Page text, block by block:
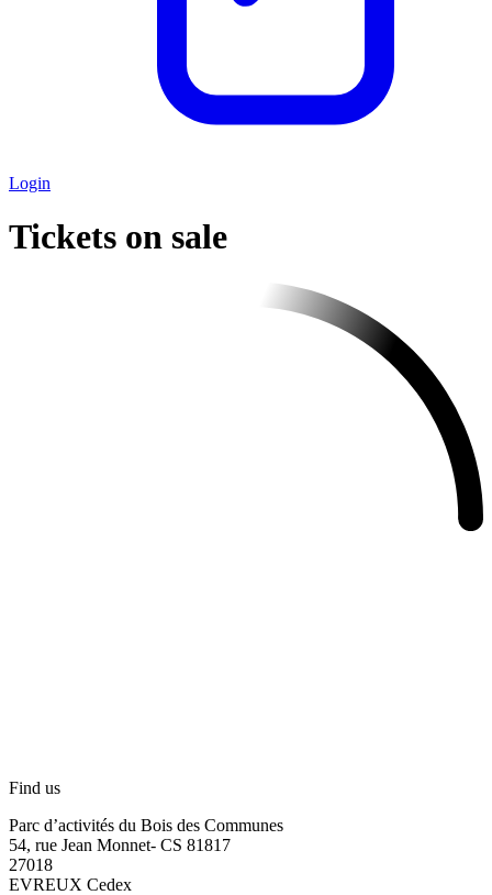
Login
Tickets on sale
Find us
Parc d’activités du Bois des Communes
54, rue Jean Monnet- CS 81817
27018
EVREUX Cedex